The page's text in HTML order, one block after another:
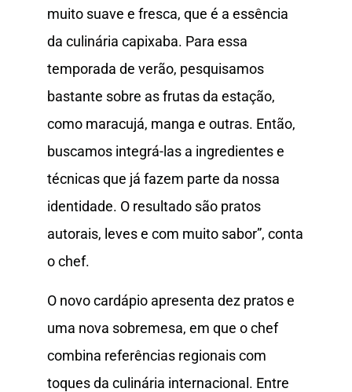
muito suave e fresca, que é a essência
da culinária capixaba. Para essa
temporada de verão, pesquisamos
bastante sobre as frutas da estação,
como maracujá, manga e outras. Então,
buscamos integrá-las a ingredientes e
técnicas que já fazem parte da nossa
identidade. O resultado são pratos
autorais, leves e com muito sabor”, conta
o chef.
O novo cardápio apresenta dez pratos e
uma nova sobremesa, em que o chef
combina referências regionais com
toques da culinária internacional. Entre